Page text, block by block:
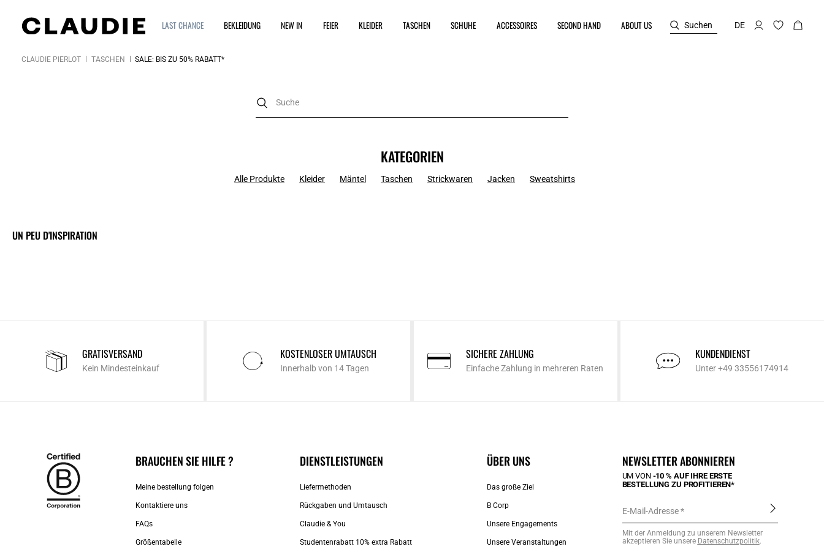
LAST CHANCE BEKLEIDUNG NEW IN FEIER KLEIDER TASCHEN SCHUHE ACCESSOIRES SECOND HAND ABOUT US Suchen DE
CLAUDIE PIERLOT TASCHEN SALE: BIS ZU 50% RABATT*
KATEGORIEN
Alle Produkte Kleider Mäntel Taschen Strickwaren Jacken Sweatshirts
UN PEU D'INSPIRATION
GRATISVERSAND
Kein Mindesteinkauf
KOSTENLOSER UMTAUSCH
Innerhalb von 14 Tagen
SICHERE ZAHLUNG
Einfache Zahlung in mehreren Raten
KUNDENDIENST
Unter +49 33556174914
BRAUCHEN SIE HILFE ?
Meine bestellung folgen
Kontaktiere uns​
FAQs
Größentabelle
DIENSTLEISTUNGEN
Liefermethoden
Rückgaben und Umtausch
Claudie & You
Studentenrabatt 10% extra Rabatt
ÜBER UNS
Das große Ziel
B Corp
Unsere Engagements
Unsere Veranstaltungen
NEWSLETTER ABONNIEREN
UM VON -10 % AUF IHRE ERSTE
BESTELLUNG ZU PROFITIEREN*
E-Mail-Adresse
Mit der Anmeldung zu unserem Newsletter
akzeptieren Sie unsere Datenschutzpolitik.